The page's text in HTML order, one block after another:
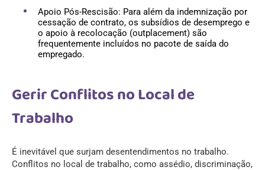
Apoio Pós-Rescisão: Para além da indemnização por
cessação de contrato, os subsídios de desemprego e
o apoio à recolocação (outplacement) são
frequentemente incluídos no pacote de saída do
empregado.
Gerir Conflitos no Local de
Trabalho
É inevitável que surjam desentendimentos no trabalho.
Conflitos no local de trabalho, como assédio, discriminação,